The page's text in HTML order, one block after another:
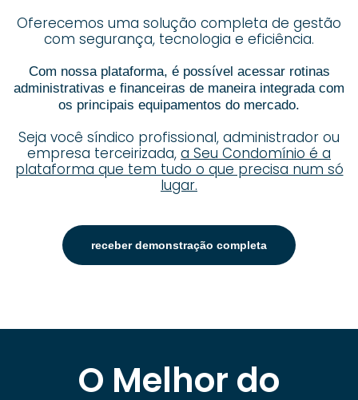
Oferecemos uma solução completa de gestão
com segurança, tecnologia e eficiência.
Com nossa plataforma, é possível acessar rotinas
administrativas e financeiras de maneira integrada com
os principais equipamentos do mercado.
Seja você síndico profissional, administrador ou
empresa terceirizada, a Seu Condomínio é a
plataforma que tem tudo o que precisa num só
lugar.
receber demonstração completa
O Melhor do